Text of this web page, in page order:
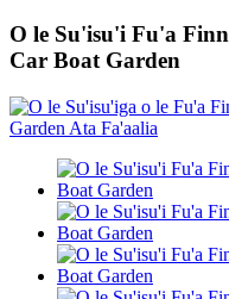
O le Su'isu'i Fu'a
Car Boat Garden